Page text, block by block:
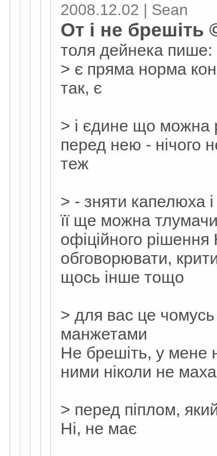
2008.12.02 | Sean
От і не брешіть
толя дейнека пише:
> є пряма норма
так, є
> і єдине що можна
перед нею - нічого
теж
> - зняти капелюха
її ще можна
офіційного
обговорювати,
щось інше тощо
> для вас це
манжетами
Не брешіть, у мене
ними ніколи не
> перед піплом,
Ні, не має